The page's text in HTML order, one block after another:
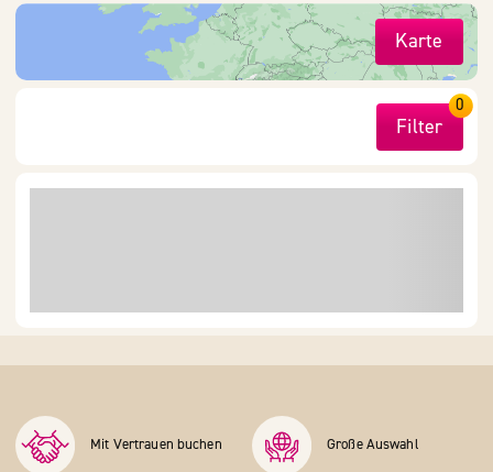
Karte
Filter
0
Mit Vertrauen buchen Große Auswahl